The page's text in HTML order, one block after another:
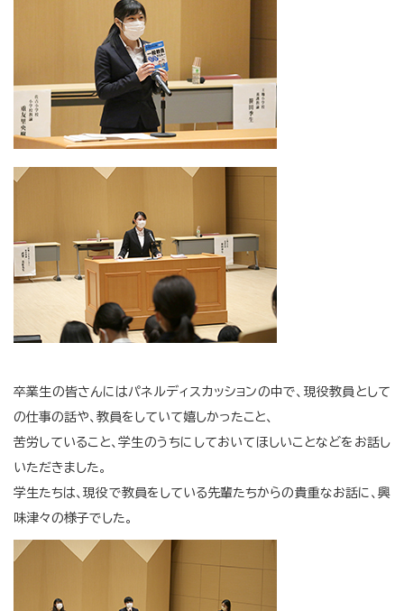
卒業生の皆さんにはパネルディスカッションの中で、現役教員として
の仕事の話や、教員をしていて嬉しかったこと、
苦労していること、学生のうちにしておいてほしいことなどをお話し
いただきました。
学生たちは、現役で教員をしている先輩たちからの貴重なお話に、興
味津々の様子でした。